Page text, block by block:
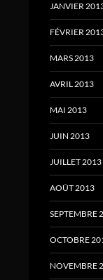
JANVIER
FÉVRIER
MARS 2013
AVRIL 2013
MAI 2013
JUIN 2013
JUILLET 2013
AOÛT 2013
SEPTEMBRE
OCTOBRE
NOVEMBRE